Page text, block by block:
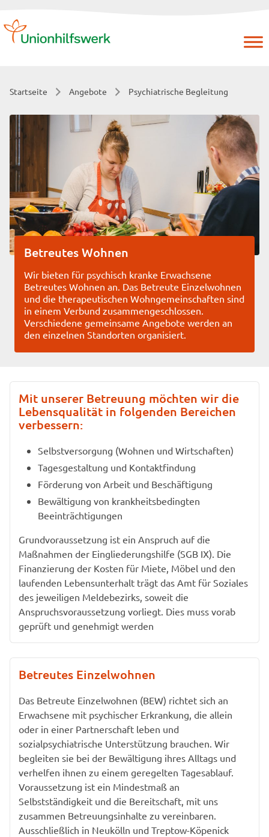
Skip
Startseite Angebote Psychiatrische Begleitung
Betreutes Wohnen
Wir bieten für psychisch kranke Erwachsene
Betreutes Wohnen an. Das Betreute Einzelwohnen
und die therapeutischen Wohngemeinschaften sind
in einem Verbund zusammengeschlossen.
Verschiedene gemeinsame Angebote werden an
den einzelnen Standorten organisiert.
Mit unserer Betreuung möchten wir die
Lebensqualität in folgenden Bereichen
verbessern:
Selbstversorgung (Wohnen und Wirtschaften)
Tagesgestaltung und Kontaktfindung
Förderung von Arbeit und Beschäftigung
Bewältigung von krankheitsbedingten
Beeinträchtigungen
Grundvoraussetzung ist ein Anspruch auf die
Maßnahmen der Eingliederungshilfe (SGB IX). Die
Finanzierung der Kosten für Miete, Möbel und den
laufenden Lebensunterhalt trägt das Amt für Soziales
des jeweiligen Meldebezirks, soweit die
Anspruchsvoraussetzung vorliegt. Dies muss vorab
geprüft und genehmigt werden
Betreutes Einzelwohnen
Das Betreute Einzelwohnen (BEW) richtet sich an
Erwachsene mit psychischer Erkrankung, die allein
oder in einer Partnerschaft leben und
sozialpsychiatrische Unterstützung brauchen. Wir
begleiten sie bei der Bewältigung ihres Alltags und
verhelfen ihnen zu einem geregelten Tagesablauf.
Voraussetzung ist ein Mindestmaß an
Selbstständigkeit und die Bereitschaft, mit uns
zusammen Betreuungsinhalte zu vereinbaren.
Ausschließlich in Neukölln und Treptow-Köpenick